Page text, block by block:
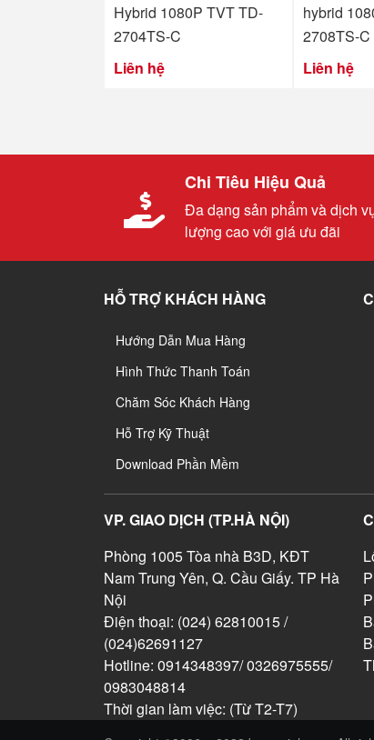
Hybrid 1080P TVT TD-
2704TS-C
Liên hệ
hybrid
2708TS-C
Liên hệ
Chi Tiêu Hiệu Quả
Đa dạng sản phẩm và dịch
lượng cao với giá ưu đãi
HỖ TRỢ KHÁCH HÀNG
Hướng Dẫn Mua Hàng
Hình Thức Thanh Toán
Chăm Sóc Khách Hàng
Hỗ Trợ Kỹ Thuật
Download Phần Mềm
VP. GIAO DỊCH (TP.HÀ NỘI)
Phòng 1005 Tòa nhà B3D, KĐT
Nam Trung Yên, Q. Cầu Giấy. TP Hà
Nội
Điện thoại: (024) 62810015 /
(024)62691127
Hotline: 0914348397/ 0326975555/
0983048814
Thời gian làm việc: (Từ T2-T7)